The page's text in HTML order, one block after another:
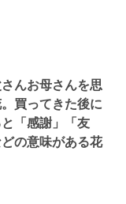
んお母さんを思
買ってきた後に
「感謝」「友
の意味がある花